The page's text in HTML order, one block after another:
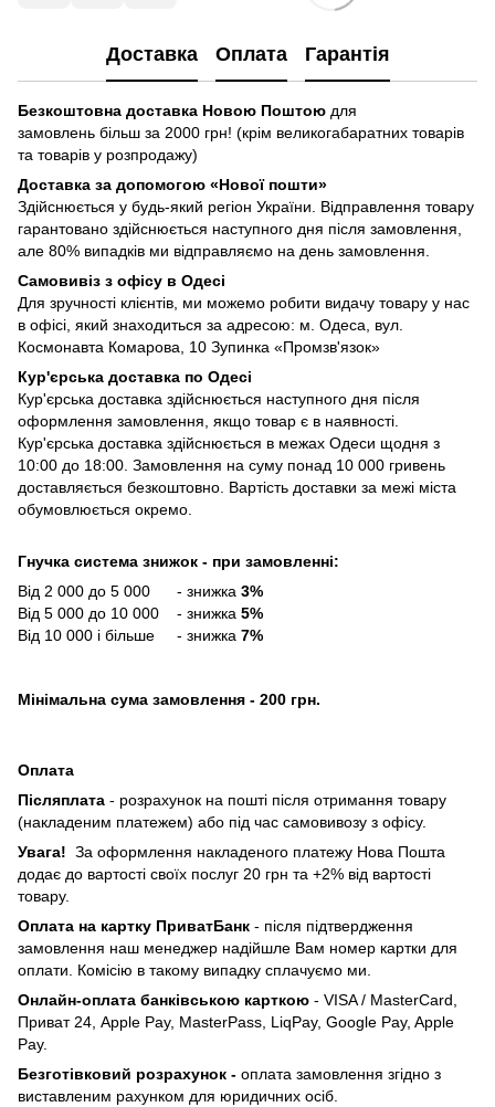
Доставка Оплата Гарантія
Безкоштовна доставка Новою Поштою для
замовлень більш за 2000 грн! (крім великогабаратних товарів
та товарів у розпродажу)
Доставка за допомогою «Нової пошти»
Здійснюється у будь-який регіон України. Відправлення товару
гарантовано здійснюється наступного дня після замовлення,
але 80% випадків ми відправляємо на день замовлення.
Самовивіз з офісу в Одесі
Для зручності клієнтів, ми можемо робити видачу товару у нас
в офісі, який знаходиться за адресою: м. Одеса, вул.
Космонавта Комарова, 10 Зупинка «Промзв'язок»
Кур'єрська доставка по Одесі
Кур'єрська доставка здійснюється наступного дня після
оформлення замовлення, якщо товар є в наявності.
Кур'єрська доставка здійснюється в межах Одеси щодня з
10:00 до 18:00. Замовлення на суму понад 10 000 гривень
доставляється безкоштовно. Вартість доставки за межі міста
обумовлюється окремо.
Гнучка система знижок - при замовленні:
Від 2 000 до 5 000 - знижка 3%
Від 5 000 до 10 000 - знижка 5%
Від 10 000 і більше - знижка 7%
Мінімальна сума замовлення - 200 грн.
Оплата
Післяплата - розрахунок на пошті після отримання товару
(накладеним платежем) або під час самовивозу з офісу.
Увага! За оформлення накладеного платежу Нова Пошта
додає до вартості своїх послуг 20 грн та +2% від вартості
товару.
Оплата на картку ПриватБанк - після підтвердження
замовлення наш менеджер надійшле Вам номер картки для
оплати. Комісію в такому випадку сплачуємо ми.
Онлайн-оплата банківською карткою - VISA / MasterCard,
Приват 24, Apple Pay, MasterPass, LiqPay, Google Pay, Apple
Pay.
Безготівковий розрахунок - оплата замовлення згідно з
виставленим рахунком для юридичних осіб.